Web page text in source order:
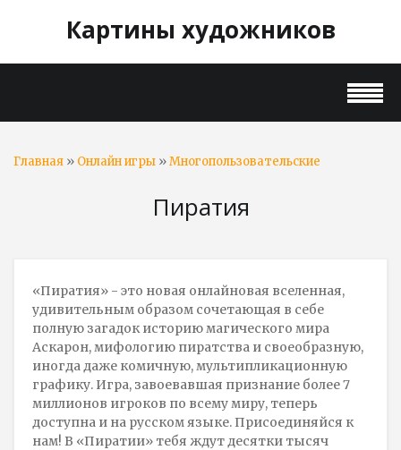
Картины художников
Главная » Онлайн игры »Многопользовательские
Пиратия
«Пиратия» - это новая онлайновая вселенная,
удивительным образом сочетающая в себе
полную загадок историю магического мира
Аскарон, мифологию пиратства и своеобразную,
иногда даже комичную, мультипликационную
графику. Игра, завоевавшая признание более 7
миллионов игроков по всему миру, теперь
доступна и на русском языке. Присоединяйся к
нам! В «Пиратии» тебя ждут десятки тысяч